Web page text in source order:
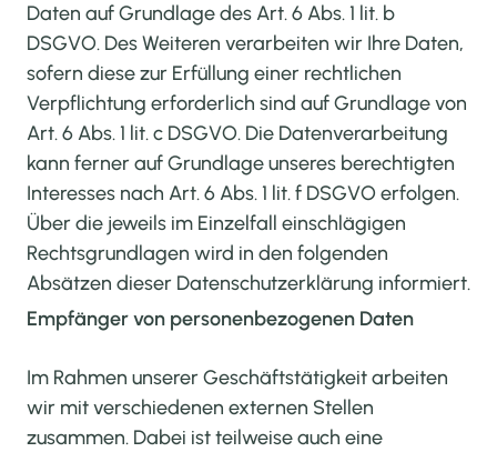
Daten auf Grundlage des Art. 6 Abs. 1 lit. b
DSGVO. Des Weiteren verarbeiten wir Ihre Daten,
sofern diese zur Erfüllung einer rechtlichen
Verpflichtung erforderlich sind auf Grundlage von
Art. 6 Abs. 1 lit. c DSGVO. Die Datenverarbeitung
kann ferner auf Grundlage unseres berechtigten
Interesses nach Art. 6 Abs. 1 lit. f DSGVO erfolgen.
Über die jeweils im Einzelfall einschlägigen
Rechtsgrundlagen wird in den folgenden
Absätzen dieser Datenschutzerklärung informiert.
Empfänger von personenbezogenen Daten
Im Rahmen unserer Geschäftstätigkeit arbeiten
wir mit verschiedenen externen Stellen
zusammen. Dabei ist teilweise auch eine